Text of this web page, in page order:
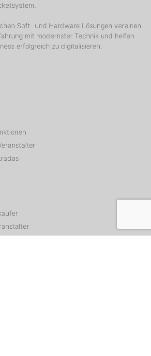
Soft- und Hardware Lösungen vereinen
mit modernster Technik und helfen
erfolgreich zu digitalisieren.